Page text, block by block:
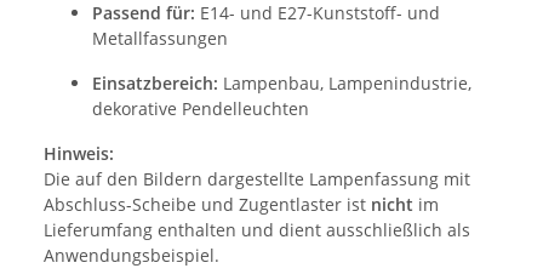
Passend für: E14- und E27-Kunststoff- und
Metallfassungen
Einsatzbereich: Lampenbau, Lampenindustrie,
dekorative Pendelleuchten
Hinweis:
Die auf den Bildern dargestellte Lampenfassung mit
Abschluss-Scheibe und Zugentlaster ist nicht im
Lieferumfang enthalten und dient ausschließlich als
Anwendungsbeispiel.